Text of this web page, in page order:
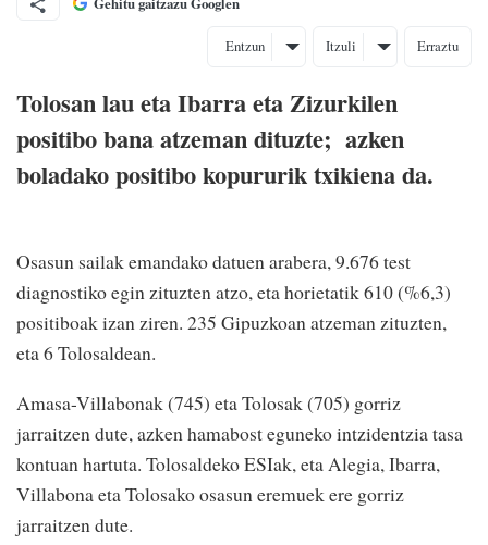
Entzun Itzuli Erraztu
Tolosan lau eta Ibarra eta Zizurkilen
positibo bana atzeman dituzte; azken
boladako positibo kopururik txikiena da.
Osasun sailak emandako datuen arabera, 9.676 test
diagnostiko egin zituzten atzo, eta horietatik 610 (%6,3)
positiboak izan ziren. 235 Gipuzkoan atzeman zituzten,
eta 6 Tolosaldean.
Amasa-Villabonak (745) eta Tolosak (705) gorriz
jarraitzen dute, azken hamabost eguneko intzidentzia tasa
kontuan hartuta. Tolosaldeko ESIak, eta Alegia, Ibarra,
Villabona eta Tolosako osasun eremuek ere gorriz
jarraitzen dute.